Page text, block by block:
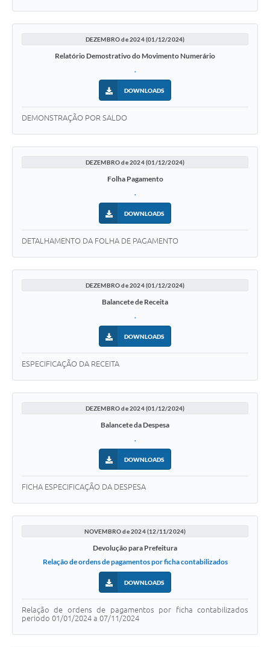
DEZEMBRO de 2024 (01/12/2024)
Relatório Demostrativo do Movimento Numerário
.
DOWNLOADS
DEMONSTRAÇÃO POR SALDO
DEZEMBRO de 2024 (01/12/2024)
Folha Pagamento
.
DOWNLOADS
DETALHAMENTO DA FOLHA DE PAGAMENTO
DEZEMBRO de 2024 (01/12/2024)
Balancete de Receita
.
DOWNLOADS
ESPECIFICAÇÃO DA RECEITA
DEZEMBRO de 2024 (01/12/2024)
Balancete da Despesa
.
DOWNLOADS
FICHA ESPECIFICAÇÃO DA DESPESA
NOVEMBRO de 2024 (12/11/2024)
Devolução para Prefeitura
Relação de ordens de pagamentos por ficha contabilizados
DOWNLOADS
Relação de ordens de pagamentos por ficha contabilizados
periodo 01/01/2024 a 07/11/2024